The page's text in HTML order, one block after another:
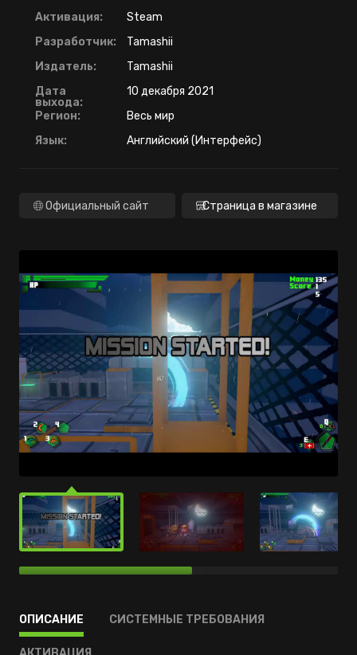
Активация:
Steam
Разработчик:
Tamashii
Издатель:
Tamashii
Дата
выхода:
10 декабря 2021
Регион:
Весь мир
Язык:
Английский (Интерфейс)
Официальный сайт Страница в магазине
ОПИСАНИЕ СИСТЕМНЫЕ ТРЕБОВАНИЯ